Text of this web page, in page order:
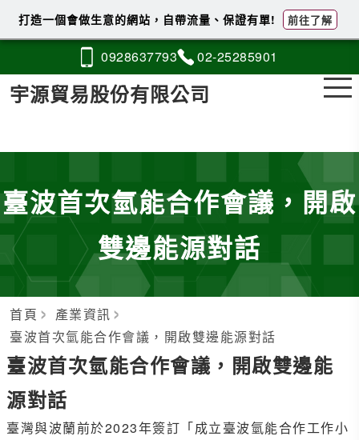
0928637793 02-25285901
宇源貿易股份有限公司
臺波首次氫能合作會議，開啟
雙邊能源對話
首頁
產業資訊
臺波首次氫能合作會議，開啟雙邊能源對話
臺波首次氫能合作會議，開啟雙邊能
源對話
臺灣與波蘭前於2023年簽訂「成立臺波氫能合作工作小
打造一個會做生意的網站，自帶流量、保證有單! 前往了解